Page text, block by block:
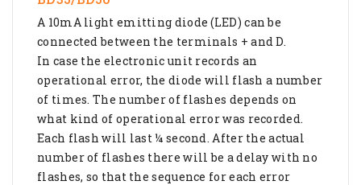
A 10mA light emitting diode (LED) can be
connected between the terminals + and D.
In case the electronic unit records an
operational error, the diode will flash a number
of times. The number of flashes depends on
what kind of operational error was recorded.
Each flash will last ¼ second. After the actual
number of flashes there will be a delay with no
flashes, so that the sequence for each error